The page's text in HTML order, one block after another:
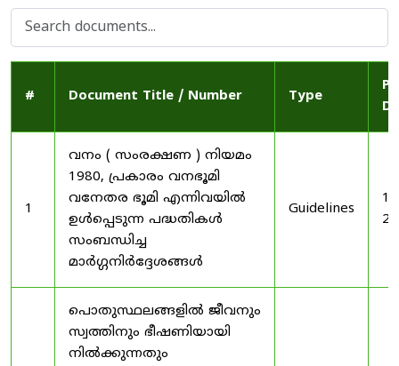
# Document Title / Number Type
1
വനം ( സംരക്ഷണ ) നിയമം
1980, പ്രകാരം വനഭൂമി
വനേതര ഭൂമി എന്നിവയിൽ
ഉൾപ്പെടുന്ന പദ്ധതികൾ
സംബന്ധിച്ച
മാർഗ്ഗനിർദ്ദേശങ്ങൾ
Guidelines
പൊതുസ്ഥലങ്ങളിൽ ജീവനും
സ്വത്തിനും ഭീഷണിയായി
നിൽക്കുന്നതും